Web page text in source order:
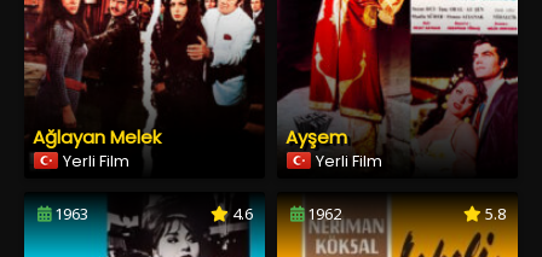
Ağlayan Melek
Yerli Film
Ayşem
Yerli Film
1963 4.6 1962 5.8